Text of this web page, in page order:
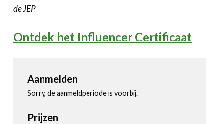
de JEP
Ontdek het Influencer Certificaat
Aanmelden
Sorry, de aanmeldperiode is voorbij.
Prijzen